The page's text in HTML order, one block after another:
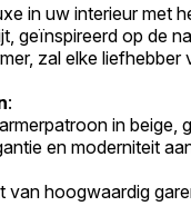
in uw interieur met
geïnspireerd op de
zal elke liefhebber
:
in beige,
en moderniteit
van hoogwaardig